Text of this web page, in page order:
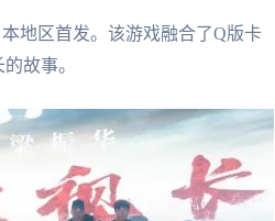
地区首发。该游戏融合了Q版卡
故事。